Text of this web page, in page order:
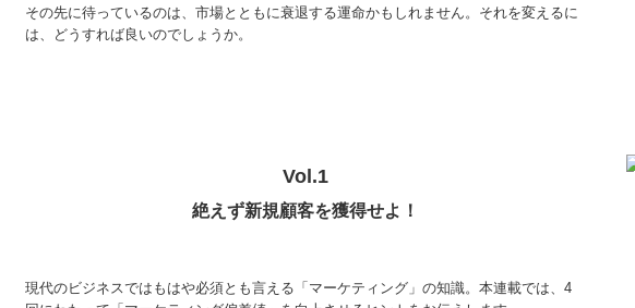
その先に待っているのは、市場とともに衰退する運命かもしれません。それを変えるに
は、どうすれば良いのでしょうか。
Vol.1
絶えず新規顧客を獲得せよ！
現代のビジネスではもはや必須とも言える「マーケティング」の知識。本連載では、4